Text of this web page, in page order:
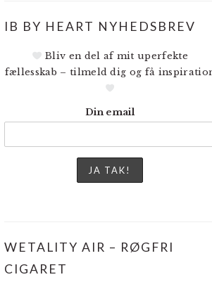
IB BY HEART NYHEDSBREV
Bliv en del af mit uperfekte
fællesskab – tilmeld dig og få
Din email
WETALITY AIR – RØGFRI
CIGARET